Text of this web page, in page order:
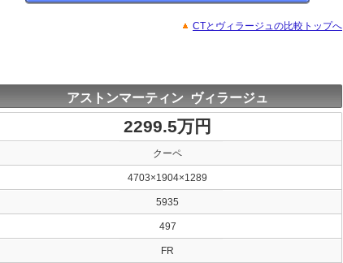
CTとヴィラージュの比較トップへ
アストンマーティン ヴィラージュ
2299.5万円
クーペ
4703×1904×1289
5935
497
FR